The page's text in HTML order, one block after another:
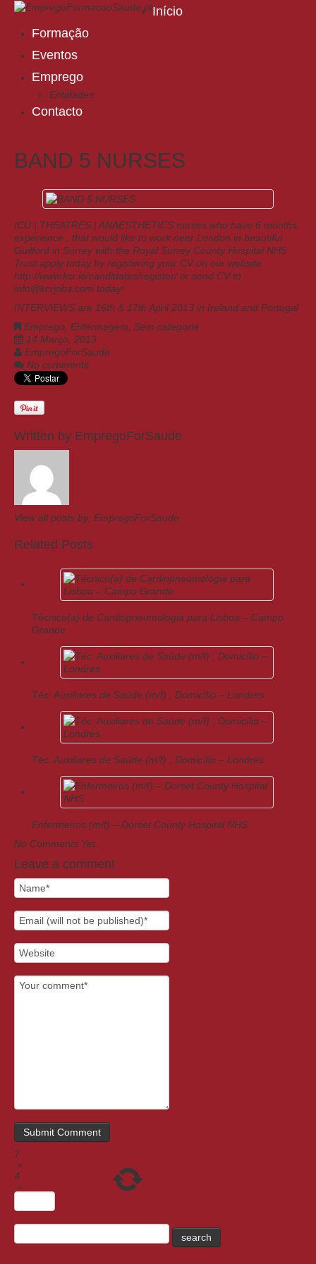
Início
Formação
Eventos
Emprego
Entidades
Contacto
BAND 5 NURSES
ICU | THEATRES | ANAESTHETICS nurses who have 6 months
experience , that would like to work near London in beautiful
Guilford in Surrey with the Royal Surrey County Hospital NHS
Trust apply today by registering your CV on our website
http://www.kcr.ie/candidates/register/ or send CV to
info@kcrjobs.com today!
INTERVIEWS are 16th & 17th April 2013 in Ireland and Portugal
Emprego Enfermagem Sem categoria
14 Março, 2013
EmpregoForSaude
No comments
Written by EmpregoForSaude
View all posts by: EmpregoForSaude
Related Posts
Técnico(a) de Cardiopneumologia para Lisboa – Campo
Grande
Téc. Auxiliares de Saúde (m/f) , Domicílio – Londres
Téc. Auxiliares de Saúde (m/f) , Domicílio – Londres
Enfermeiros (m/f) – Dorset County Hospital NHS
No Comments Yet.
Leave a comment
7
×
4
=